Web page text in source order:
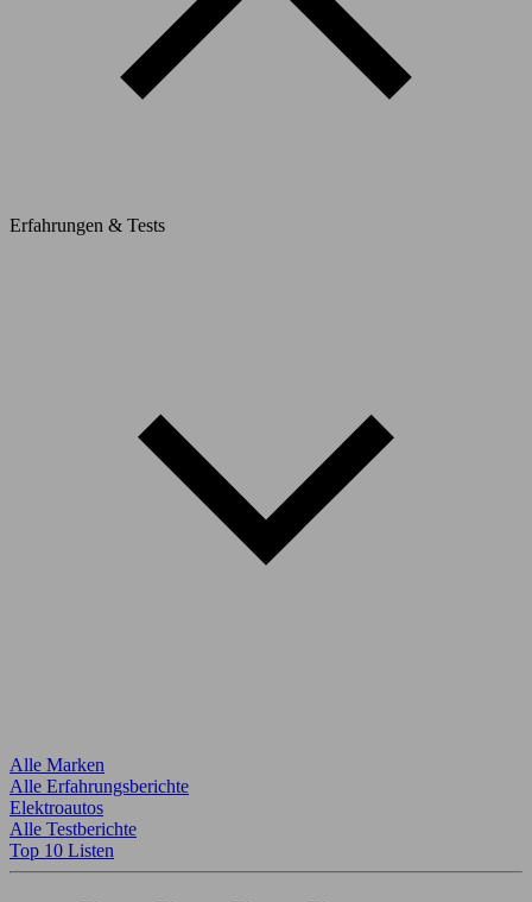
Erfahrungen & Tests
Alle Marken
Alle Erfahrungsberichte
Elektroautos
Alle Testberichte
Top 10 Listen